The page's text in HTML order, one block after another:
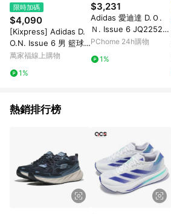
限時加碼
$4,090
[Kixpress] Adidas D.
O.N. Issue 6 男 籃球
鞋 運動鞋 米切爾 蜘蛛
72]
萬家福線上購物
1%
$3,231
Adidas 愛迪達 D.Ｏ.
Ｎ. Issue 6 JQ2252
男 籃球鞋 全明星 穩定
PChome 24h購物
1%
熱銷排行榜